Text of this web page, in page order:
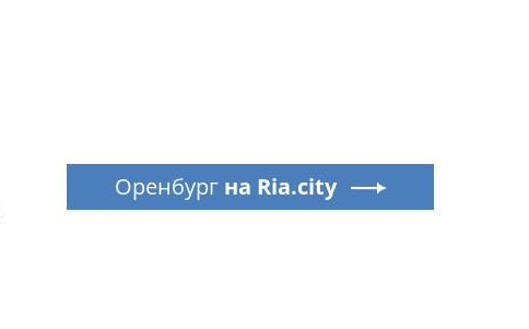
Оренбург на Ria.city